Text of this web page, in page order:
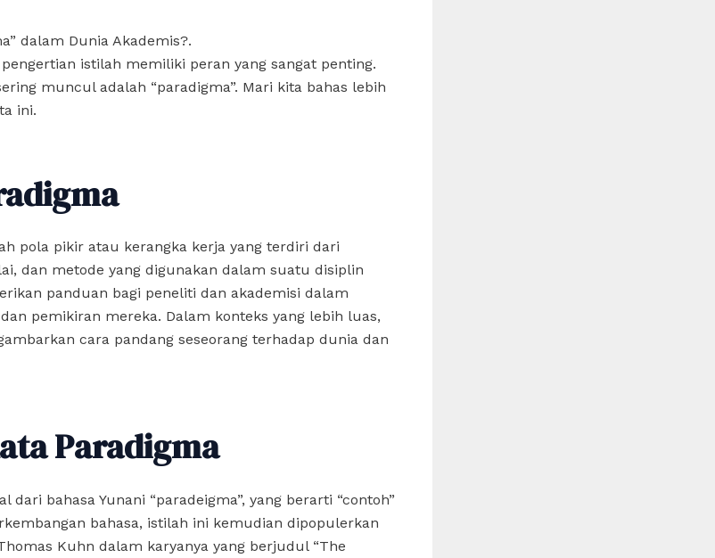
dalam Dunia Akademis?.
istilah memiliki peran yang sangat penting.
muncul adalah “paradigma”. Mari kita bahas lebih
ini.
pola pikir atau kerangka kerja yang terdiri dari
dan metode yang digunakan dalam suatu disiplin
panduan bagi peneliti dan akademisi dalam
pemikiran mereka. Dalam konteks yang lebih luas,
cara pandang seseorang terhadap dunia dan
Paradigma
dari bahasa Yunani “paradeigma”, yang berarti “contoh”
bahasa, istilah ini kemudian dipopulerkan
Kuhn dalam karyanya yang berjudul “The